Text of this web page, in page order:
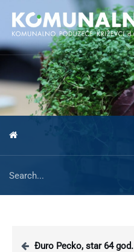
Open toolbar
Đuro Pecko, star 64 god.